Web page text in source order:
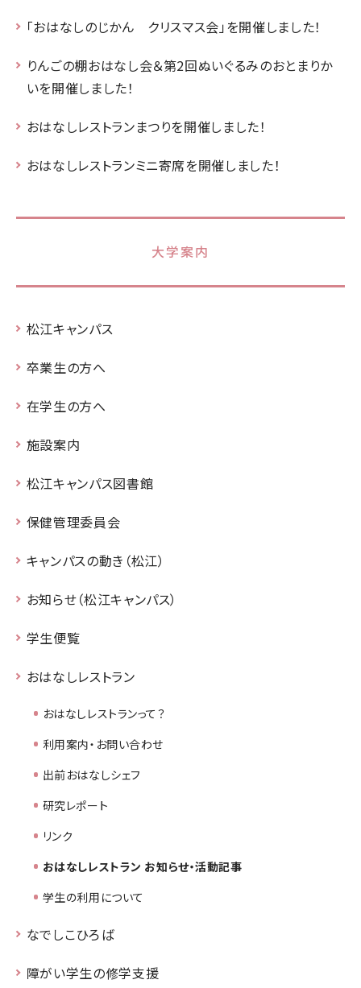
「おはなしのじかん クリスマス会」を開催しました！
りんごの棚おはなし会＆第2回ぬいぐるみのおとまりか
いを開催しました！
おはなしレストランまつりを開催しました！
おはなしレストランミニ寄席を開催しました！
大学案内
松江キャンパス
卒業生の方へ
在学生の方へ
施設案内
松江キャンパス図書館
保健管理委員会
キャンパスの動き（松江）
お知らせ（松江キャンパス）
学生便覧
おはなしレストラン
おはなしレストランって？
利用案内・お問い合わせ
出前おはなしシェフ
研究レポート
リンク
おはなしレストラン お知らせ・活動記事
学生の利用について
なでしこひろば
障がい学生の修学支援